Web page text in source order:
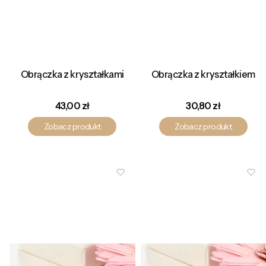
Obrączka z kryształkami
Cena
43,00 zł
Zobacz produkt
Obrączka z kryształkiem
Cena
30,80 zł
Zobacz produkt